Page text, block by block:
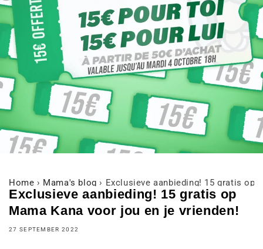
Home › Mama's blog › Exclusieve aanbieding! 15 gratis op
Exclusieve aanbieding! 15 gratis op
Mama Kana voor jou en je vrienden!
27 SEPTEMBER 2022